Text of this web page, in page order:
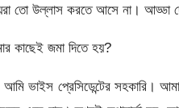
তো উল্লাস করতে আসে না। আড্ডা
কাছেই জমা দিতে হয়?
আমি ভাইস প্রেসিডেন্টের সহকারি।